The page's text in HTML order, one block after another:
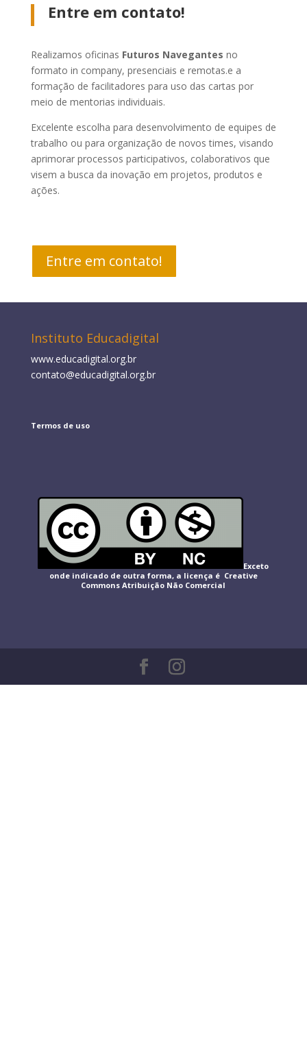
Entre em contato!
Realizamos oficinas Futuros Navegantes no
formato in company, presenciais e remotas.e a
formação de facilitadores para uso das cartas por
meio de mentorias individuais.
Excelente escolha para desenvolvimento de equipes de
trabalho ou para organização de novos times, visando
aprimorar processos participativos, colaborativos que
visem a busca da inovação em projetos, produtos e
ações.
Entre em contato!
Instituto Educadigital
www.educadigital.org.br
contato@educadigital.org.br
Termos de uso
Exceto
onde indicado de outra forma, a licença é Creative
CommonsAtribuição Não Comercial